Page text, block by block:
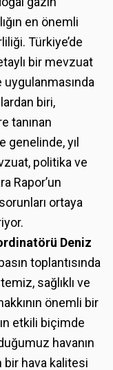
en önemli
Türkiye’de
bir mevzuat
biri,
tanınan
genelinde, yıl
politika ve
Rapor’un
ortaya
Deniz
toplantısında
sağlıklı ve
önemli bir
etkili biçimde
havanın
bir hava kalitesi